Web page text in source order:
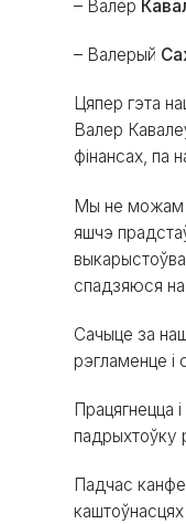
– Валер
– Валерый
Цяпер гэта
Валер
фінансах, па
Мы не можам
яшчэ
спадзяюся на
Сачыце за
рэгламенце і
Працягнецца і
падрыхтоўку
Падчас